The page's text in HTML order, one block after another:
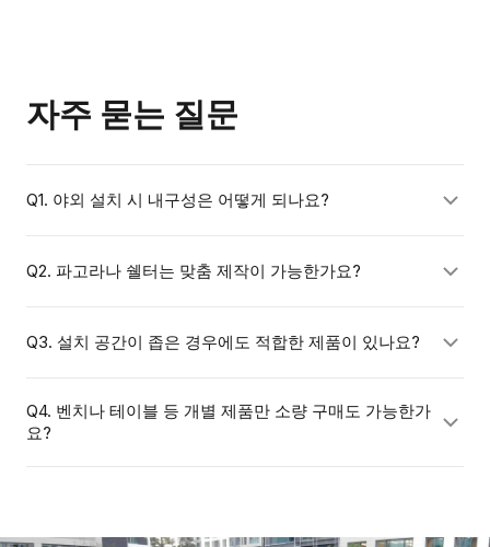
자주 묻는 질문
Q1. 야외 설치 시 내구성은 어떻게 되나요?
청우펀스테이션의 휴게시설물은 자외선, 강우, 온도 변화
시 안내해드립니다.
Q2. 파고라나 쉘터는 맞춤 제작이 가능한가요?
네, 설치 공간 크기와 디자인 요구사항에 따라 맞춤 제작이
Q3. 설치 공간이 좁은 경우에도 적합한 제품이 있나요?
있습니다. 소규모 공간에 맞는 1인용 벤치, 소형 파고라 등
다양한 사이즈의 제품을 보유하고 있습니다. 공간 규모를
Q4. 벤치나 테이블 등 개별 제품만 소량 구매도 가능한가
요?